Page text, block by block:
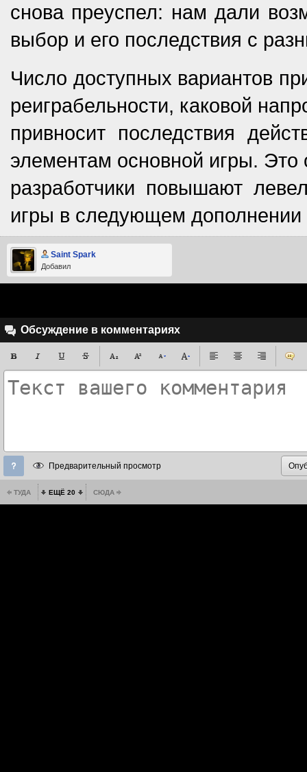
снова преуспел: нам дали
выбор и его последствия с
Число доступных вариантов
реиграбельности, каковой
привносит последствия
элементам основной игры. Это
разработчики повышают
игры в следующем дополнении
Saint Spark
Добавил
Обсуждение в комментариях
Предварительный просмотр
ТУДА ЕЩЁ 20 СЮДА